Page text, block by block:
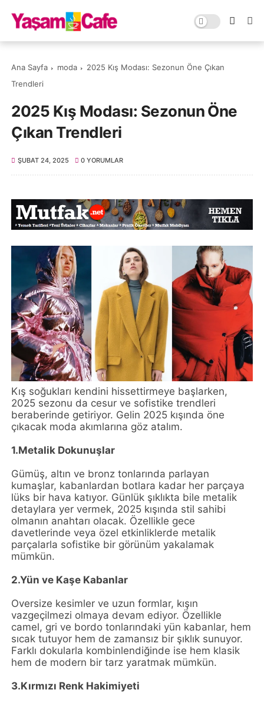
Ana Sayfa moda
2025 Kış Modası: Sezonun Öne Çıkan
Trendleri
2025 Kış Modası: Sezonun Öne
Çıkan Trendleri
ŞUBAT 24, 2025 0 YORUMLAR
Kış soğukları kendini hissettirmeye başlarken,
2025 sezonu da cesur ve sofistike trendleri
beraberinde getiriyor. Gelin 2025 kışında öne
çıkacak moda akımlarına göz atalım.
1.Metalik Dokunuşlar
Gümüş, altın ve bronz tonlarında parlayan
kumaşlar, kabanlardan botlara kadar her parçaya
lüks bir hava katıyor. Günlük şıklıkta bile metalik
detaylara yer vermek, 2025 kışında stil sahibi
olmanın anahtarı olacak. Özellikle gece
davetlerinde veya özel etkinliklerde metalik
parçalarla sofistike bir görünüm yakalamak
mümkün.
2.Yün ve Kaşe Kabanlar
Oversize kesimler ve uzun formlar, kışın
vazgeçilmezi olmaya devam ediyor. Özellikle
camel, gri ve bordo tonlarındaki yün kabanlar, hem
sıcak tutuyor hem de zamansız bir şıklık sunuyor.
Farklı dokularla kombinlendiğinde ise hem klasik
hem de modern bir tarz yaratmak mümkün.
3.Kırmızı Renk Hakimiyeti